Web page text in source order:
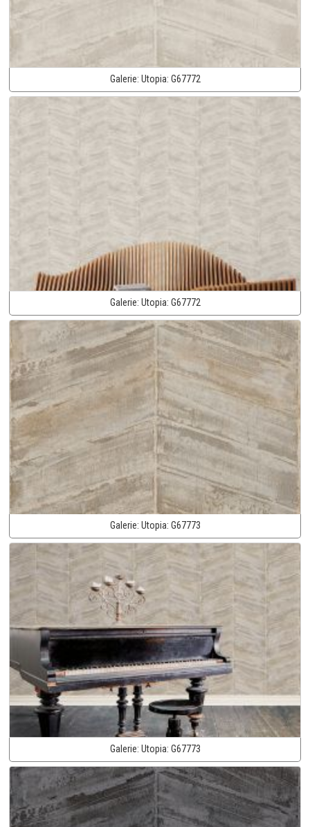
Galerie: Utopia: G67772
Galerie: Utopia: G67772
Galerie: Utopia: G67773
Galerie: Utopia: G67773